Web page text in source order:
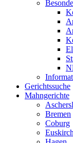
Gerichtssuche
Mahngerichte
Bremen
Coburg